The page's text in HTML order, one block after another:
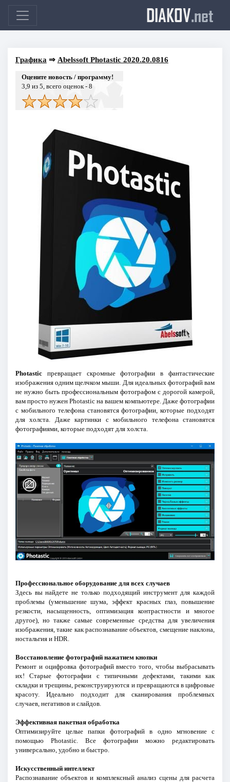
DIAKOV.net
Графика ⇒ Abelssoft Photastic 2020.20.0816
Оцените новость / программу!
3,9 из 5, всего оценок - 8
Photasticпревращает скромные фотографии в фантастические
изображения одним щелчком мыши. Для идеальных фотографий вам
не нужно быть профессиональным фотографом с дорогой камерой,
вам просто нужен Photastic на вашем компьютере. Даже фотографии
с мобильного телефона становятся фотографии, которые подходят
для холста. Даже картинки с мобильного телефона становятся
фотографиями, которые подходят для холста.
Профессиональное оборудование для всех случаев
Здесь вы найдете не только подходящий инструмент для каждой
проблемы (уменьшение шума, эффект красных глаз, повышение
резкости, насыщенность, оптимизация контрастности и многое
другое), но также самые современные средства для увеличения
изображения, такие как распознавание объектов, смещение наклона,
ностальгия и HDR.
Восстановление фотографий нажатием кнопки
Ремонт и оцифровка фотографий вместо того, чтобы выбрасывать
их! Старые фотографии с типичными дефектами, такими как
складки и трещины, реконструируются и превращаются в цифровые
красоту. Идеально подходит для сканирования проблемных
случаев, негативов и слайдов.
Эффективная пакетная обработка
Оптимизируйте целые папки фотографий в одно мгновение с
помощью Photastic. Все фотографии можно редактировать
универсально, удобно и быстро.
Искусственный интеллект
Распознавание объектов и комплексный анализ сцены для расчета